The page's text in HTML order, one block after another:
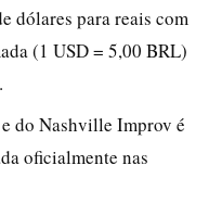
dólares para reais com
(1 USD = 5,00 BRL)
do Nashville Improv é
oficialmente nas